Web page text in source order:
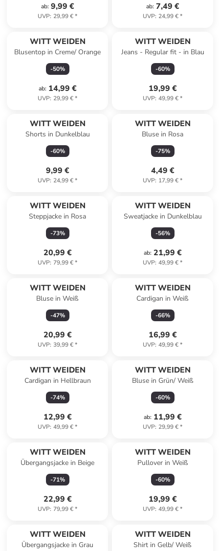
ab: 9,99 €
UVP: 29,99 €*
ab: 7,49 €
UVP: 24,99 €*
WITT WEIDEN
Blusentop in Creme/ Orange
-50%
ab: 14,99 €
UVP: 29,99 €*
WITT WEIDEN
Jeans - Regular fit - in Blau
-60%
19,99 €
UVP: 49,99 €*
WITT WEIDEN
Shorts in Dunkelblau
-60%
9,99 €
UVP: 24,99 €*
WITT WEIDEN
Bluse in Rosa
-75%
4,49 €
UVP: 17,99 €*
WITT WEIDEN
Steppjacke in Rosa
-73%
20,99 €
UVP: 79,99 €*
WITT WEIDEN
Sweatjacke in Dunkelblau
-56%
ab: 21,99 €
UVP: 49,99 €*
WITT WEIDEN
Bluse in Weiß
-47%
20,99 €
UVP: 39,99 €*
WITT WEIDEN
Cardigan in Weiß
-66%
16,99 €
UVP: 49,99 €*
WITT WEIDEN
Cardigan in Hellbraun
-74%
12,99 €
UVP: 49,99 €*
WITT WEIDEN
Bluse in Grün/ Weiß
-60%
ab: 11,99 €
UVP: 29,99 €*
WITT WEIDEN
Übergangsjacke in Beige
-71%
22,99 €
UVP: 79,99 €*
WITT WEIDEN
Pullover in Weiß
-60%
19,99 €
UVP: 49,99 €*
WITT WEIDEN
Übergangsjacke in Grau
WITT WEIDEN
Shirt in Gelb/ Weiß